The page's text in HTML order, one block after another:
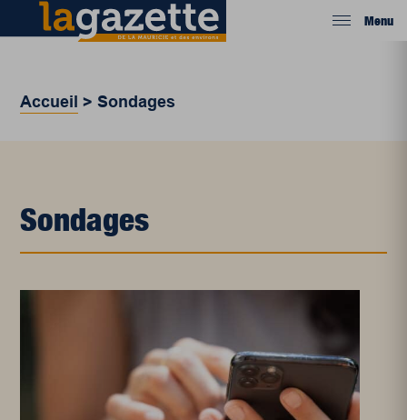
Menu
Accueil >Sondages
Sondages